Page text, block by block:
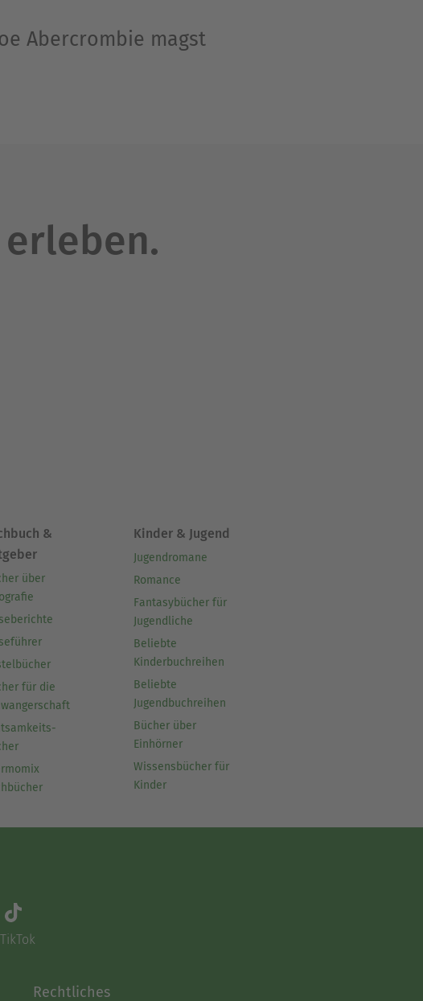
Abercrombie magst
&
über
für die
Kinder & Jugend
Jugendromane
Romance
Fantasybücher für
Jugendliche
Beliebte
Kinderbuchreihen
Beliebte
Jugendbuchreihen
Bücher über
Einhörner
Wissensbücher für
Kinder
TikTok
Rechtliches